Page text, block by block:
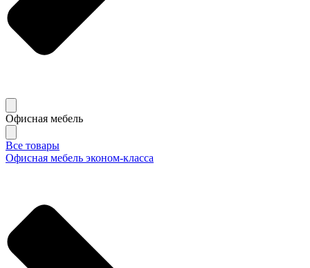
Офисная мебель
Все товары
Офисная мебель эконом-класса